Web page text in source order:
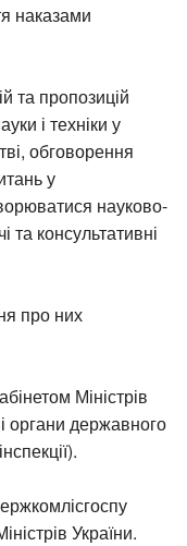
наказами
та пропозицій
і техніки у
обговорення
у
науково-
та консультативні
про них
Міністрів
органи державного
України.